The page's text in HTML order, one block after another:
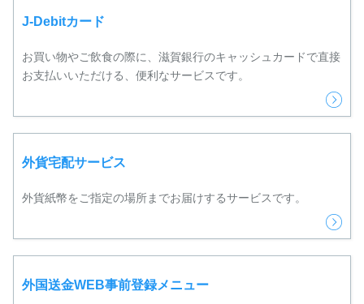
J-Debitカード
お買い物やご飲食の際に、滋賀銀行のキャッシュカードで直接
お支払いいただける、便利なサービスです。
外貨宅配サービス
外貨紙幣をご指定の場所までお届けするサービスです。
外国送金WEB事前登録メニュー